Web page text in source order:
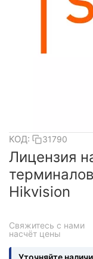
КОД: 31790
Лицензия
Hikvision
Свяжитесь с нами
насчёт цены
Уточняйте